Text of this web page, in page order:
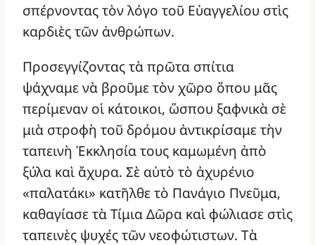
σπέρνοντας τὸν λόγο τοῦ Εὐαγγελίου στὶς
καρδιὲς τῶν ἀνθρώπων.
Προσεγγίζοντας τὰ πρῶτα σπίτια
ψάχναμε νὰ βροῦμε τὸν χῶρο ὅπου μᾶς
περίμεναν οἱ κάτοικοι, ὥσπου ξαφνικὰ σὲ
μιὰ στροφὴ τοῦ δρόμου ἀντικρίσαμε τὴν
ταπεινὴ Ἐκκλησία τους καμωμένη ἀπὸ
ξύλα καὶ ἄχυρα. Σὲ αὐτὸ τὸ ἀχυρένιο
«παλατάκι» κατῆλθε τὸ Πανάγιο Πνεῦμα,
καθαγίασε τὰ Τίμια Δῶρα καὶ φώλιασε στὶς
ταπεινὲς ψυχές τῶν νεοφώτιστων. Τὰ